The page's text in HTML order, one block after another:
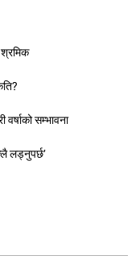
श्रमिक
सम्भावना
लड्नुपर्छ’